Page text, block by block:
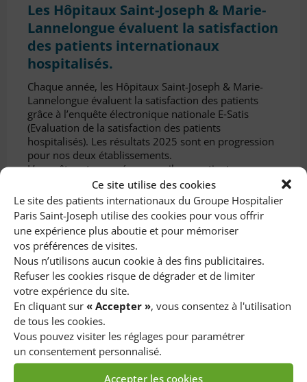
Ce site utilise des cookies
Le site des patients internationaux du Groupe Hospitalier
Paris Saint-Joseph utilise des cookies pour vous offrir
une expérience plus aboutie et pour mémoriser
vos préférences de visites.
Nous n’utilisons aucun cookie à des fins publicitaires.
Refuser les cookies risque de dégrader et de limiter
votre expérience du site.
En cliquant sur « Accepter », vous consentez à l'utilisation
de tous les cookies.
Vous pouvez visiter les réglages pour paramétrer
un consentement personnalisé.
Accepter les cookies
Les Hôpitaux Saint-Joseph & Marie-
Lannelongue évaluent la satisfaction
des patients internationaux
hospitalisés.
Chaque année, les Hôpitaux Saint-Joseph & Marie-
Lannelongue évaluent la satisfaction des patients
grâce à l’enquête électronique nationale E‑Satis
(Evaluation de la satisfaction des patients
hospitalisés). Les résultats 2025 sont en progression
pour nos deux établissements.
L’enquête est envoyée par mail aux patients
hospitalisés, elle cible l’accueil, la qualité des soins, le
confort hôtelier et l’organisation de la sortie.
Hôpital Paris Saint-Joseph
75%de satisfaction en hospitalisation complète
80%de satisfaction en chirurgie ambulatoire
Hôpital Marie-Lannelongue
71% de satisfaction en hospitalisation complète
Témoignages patients